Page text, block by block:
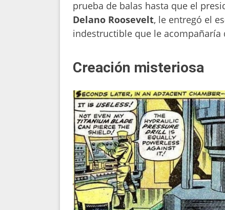
prueba de balas hasta que el
Delano Roosevelt, le entregó el
indestructible que le
Creación misteriosa